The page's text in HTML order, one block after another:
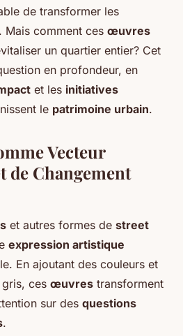
de transformer les
Mais comment ces œuvres
un quartier entier? Cet
en profondeur, en
et les initiatives
le patrimoine urbain.
Vecteur
de Changement
et autres formes de street
expression artistique
En ajoutant des couleurs et
ces œuvres transforment
sur des questions
.